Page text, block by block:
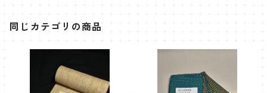
同じカテゴリの商品